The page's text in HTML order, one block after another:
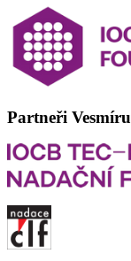
Partneři Vesmíru